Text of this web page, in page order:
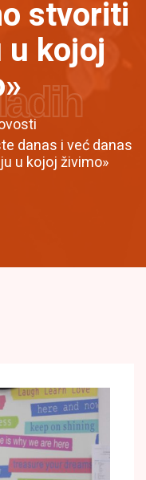
stvoriti
kojoj
danas i već danas
u kojoj živimo»